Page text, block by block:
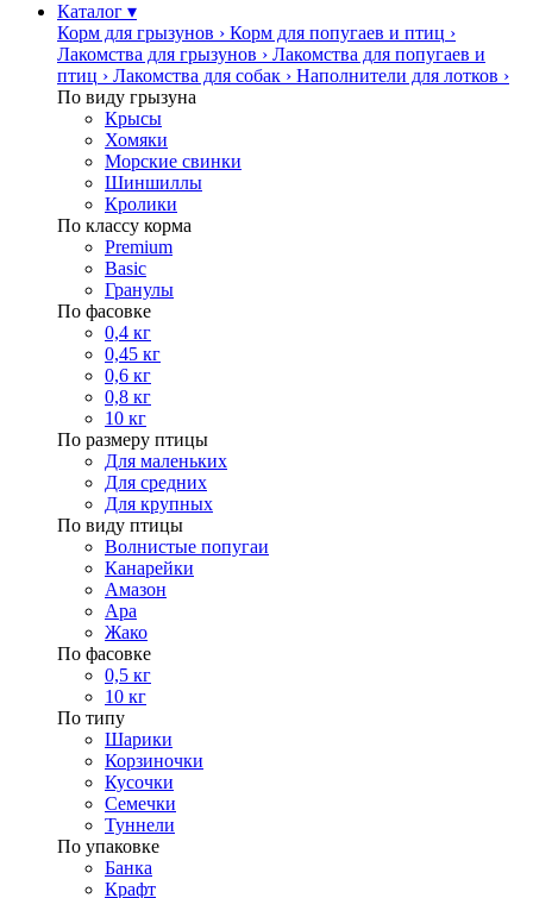
Каталог ▾
Корм для грызунов › Корм для попугаев и птиц ›
Лакомства для грызунов › Лакомства для попугаев и
птиц › Лакомства для собак › Наполнители для лотков ›
По виду грызуна
Крысы
Хомяки
Морские свинки
Шиншиллы
Кролики
По классу корма
Premium
Basic
Гранулы
По фасовке
0,4 кг
0,45 кг
0,6 кг
0,8 кг
10 кг
По размеру птицы
Для маленьких
Для средних
Для крупных
По виду птицы
Волнистые попугаи
Канарейки
Амазон
Ара
Жако
По фасовке
0,5 кг
10 кг
По типу
Шарики
Корзиночки
Кусочки
Семечки
Туннели
По упаковке
Банка
Крафт